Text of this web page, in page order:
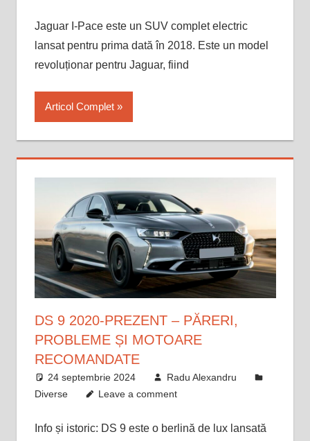
Jaguar I-Pace este un SUV complet electric
lansat pentru prima dată în 2018. Este un model
revoluționar pentru Jaguar, fiind
Articol Complet
DS 9 2020-PREZENT – PĂRERI,
PROBLEME ȘI MOTOARE
RECOMANDATE
24 septembrie 2024
Radu Alexandru
Diverse
Leave a comment
Info și istoric: DS 9 este o berlină de lux lansată